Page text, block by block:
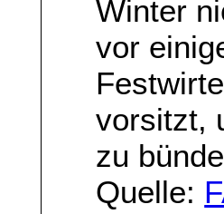
Winter
vor
vorsitzt,
zu
Quelle: